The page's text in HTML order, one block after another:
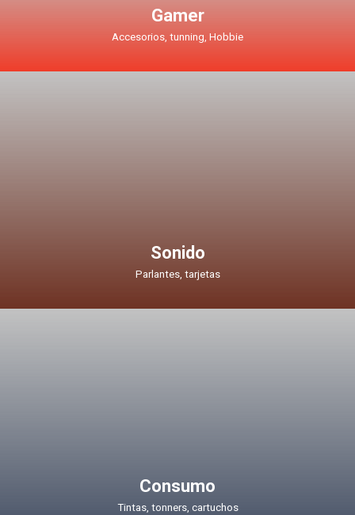
Gamer
Accesorios, tunning, Hobbie
Sonido
Parlantes, tarjetas
Consumo
Tintas, tonners, cartuchos